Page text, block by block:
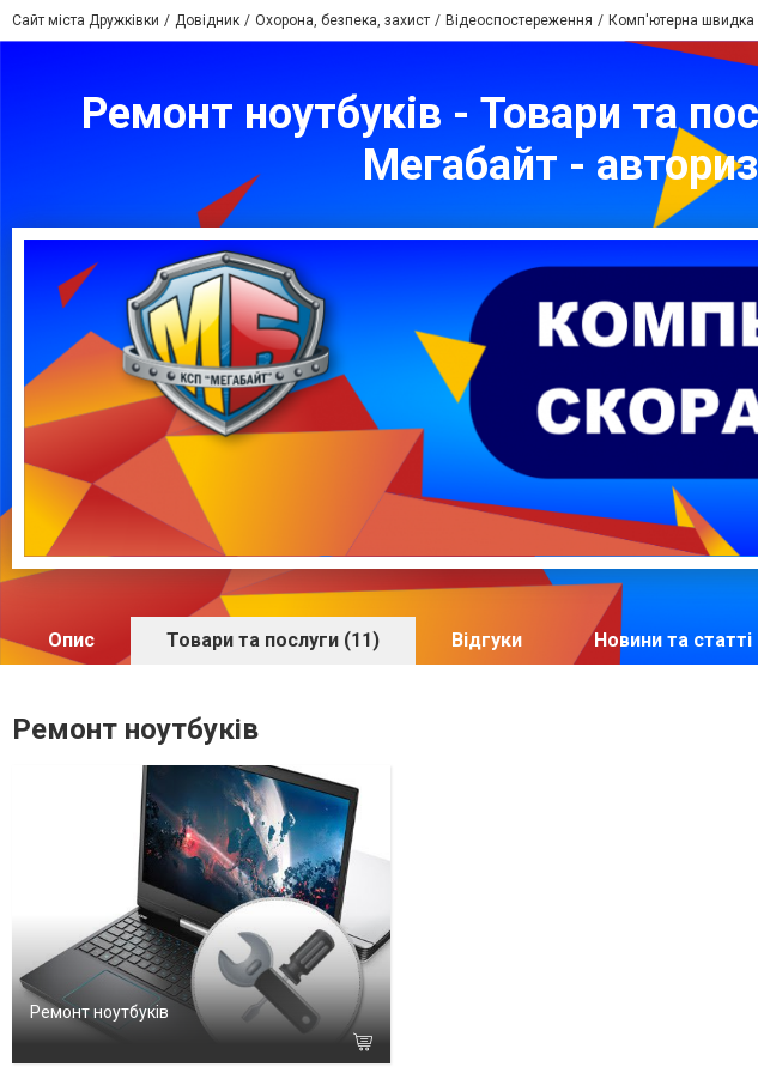
Сайт міста Дружківки Довідник Охорона, безпека, захист Відеоспостереження Комп'ютерна швидка
Ремонт ноутбуків - Товари та
Мегабайт -
Опис Товари та послуги (11) Відгуки Новини та
Ремонт ноутбуків
Ремонт ноутбуків